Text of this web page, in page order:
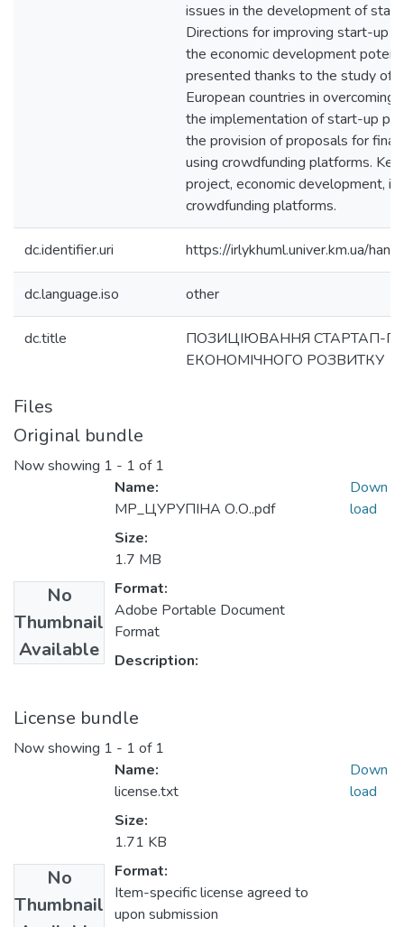
issues in the development of
Directions for improving start-up
the economic development
presented thanks to the study of
European countries in overcoming
the implementation of start-up
the provision of proposals for
using crowdfunding platforms.
project, economic development,
crowdfunding platforms.
dc.identifier.uri https://irlykhuml.univer.km.ua/
dc.language.iso other
dc.title
ПОЗИЦІЮВАННЯ СТАРТАП-
ЕКОНОМІЧНОГО РОЗВИТКУ
Files
Original bundle
Now showing 1 - 1 of 1
No
Thumbnail
Available
Name:
МР_ЦУРУПІНА О.О..pdf
Size:
1.7 MB
Format:
Adobe Portable Document
Format
Description:
Down
load
License bundle
Now showing 1 - 1 of 1
No
Thumbnail
Name:
license.txt
Size:
1.71 KB
Format:
Item-specific license agreed to
upon submission
Down
load